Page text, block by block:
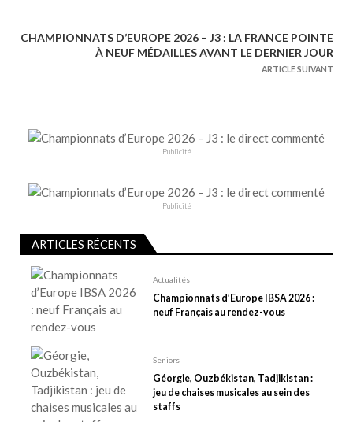
v
i
d
l
’
CHAMPIONNATS D’EUROPE 2026 – J3 : LA FRANCE POINTE
À NEUF MÉDAILLES AVANT LE DERNIER JOUR
ARTICLE SUIVANT
Publicité
Publicité
ARTICLES RÉCENTS
Actualités
Championnats d’Europe IBSA 2026 :
neuf Français au rendez-vous
Seniors
Géorgie, Ouzbékistan, Tadjikistan :
jeu de chaises musicales au sein des
staffs